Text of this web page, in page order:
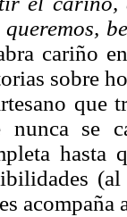
queremos,
cariño
sobre
que
nunca se
hasta
acompaña